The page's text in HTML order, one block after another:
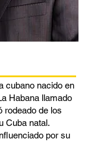
cubano nacido en
Habana llamado
rodeado de los
Cuba natal.
por su